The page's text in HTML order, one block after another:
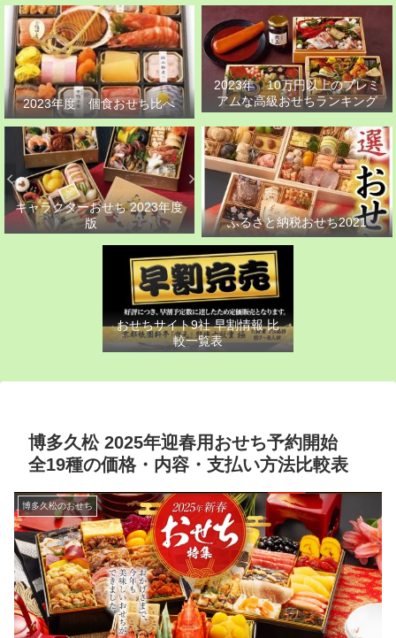
2023年度 個食おせち比べ
2023年 10万円以上のプレミ
アムな高級おせちランキング
キャラクターおせち 2023年度
版
ふるさと納税おせち2021
おせちサイト9社 早割情報 比
較一覧表
博多久松 2025年迎春用おせち予約開始
全19種の価格・内容・支払い方法比較表
博多久松のおせち